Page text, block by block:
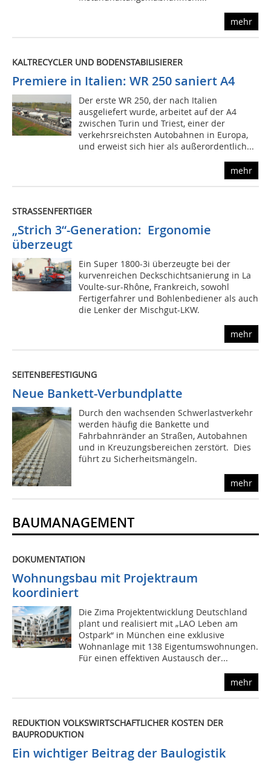
mehr
KALTRECYCLER UND BODENSTABILISIERER
Premiere in Italien: WR 250 saniert A4
Der erste WR 250, der nach Italien
ausgeliefert wurde, arbeitet auf der A4
zwischen Turin und Triest, einer der
verkehrsreichsten Autobahnen in Europa,
und erweist sich hier als außerordentlich...
mehr
STRASSENFERTIGER
„Strich 3“-Generation: Ergonomie
überzeugt
Ein Super 1800-3i überzeugte bei der
kurvenreichen Deckschichtsanierung in La
Voulte-sur-Rhône, Frankreich, sowohl
Fertigerfahrer und Bohlenbediener als auch
die Lenker der Mischgut-LKW.
mehr
SEITENBEFESTIGUNG
Neue Bankett-Verbundplatte
Durch den wachsenden Schwerlastverkehr
werden häufig die Bankette und
Fahrbahnränder an Straßen, Autobahnen
und in Kreuzungsbereichen zerstört. Dies
führt zu Sicherheitsmängeln.
mehr
BAUMANAGEMENT
DOKUMENTATION
Wohnungsbau mit Projektraum
koordiniert
Die Zima Projektentwicklung Deutschland
plant und realisiert mit „LAO Leben am
Ostpark“ in München eine exklusive
Wohnanlage mit 138 Eigentumswohnungen.
Für einen effektiven Austausch der...
mehr
REDUKTION VOLKSWIRTSCHAFTLICHER KOSTEN DER
BAUPRODUKTION
Ein wichtiger Beitrag der Baulogistik